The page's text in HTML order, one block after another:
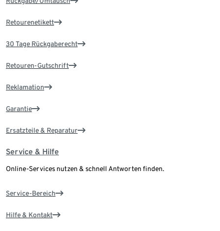
Retourenetikett
30 Tage Rückgaberecht
Retouren-Gutschrift
Reklamation
Garantie
Ersatzteile & Reparatur
Service & Hilfe
Online-Services nutzen & schnell Antworten finden.
Service-Bereich
Hilfe & Kontakt